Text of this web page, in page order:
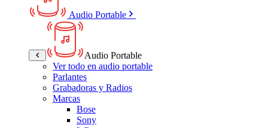
Audio Portable
Audio Portable
Ver todo en audio portable
Parlantes
Grabadoras y Radios
Marcas
Bose
Sony